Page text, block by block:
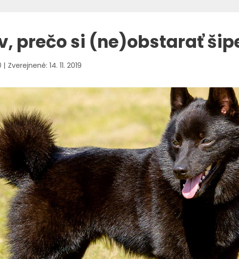
prečo si (ne)obstarať
14. 11. 2019
Nevyhnutné
cookies
Nevyhnutné
cookies sú
nutné pre
správnu
funkčnosť
webovej
stránky a ich
použitie
nemožno
zakázať. Tieto
cookies sa
žiadnym